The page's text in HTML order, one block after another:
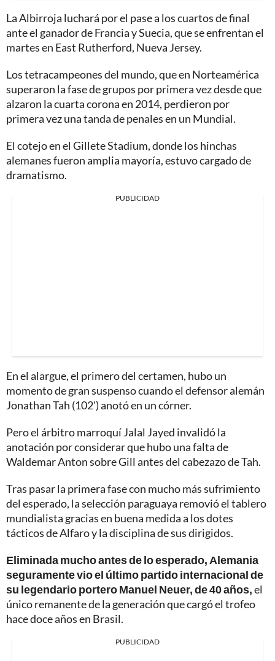
La Albirroja luchará por el pase a los cuartos de final
ante el ganador de Francia y Suecia, que se enfrentan el
martes en East Rutherford, Nueva Jersey.
Los tetracampeones del mundo, que en Norteamérica
superaron la fase de grupos por primera vez desde que
alzaron la cuarta corona en 2014, perdieron por
primera vez una tanda de penales en un Mundial.
El cotejo en el Gillete Stadium, donde los hinchas
alemanes fueron amplia mayoría, estuvo cargado de
dramatismo.
PUBLICIDAD
En el alargue, el primero del certamen, hubo un
momento de gran suspenso cuando el defensor alemán
Jonathan Tah (102') anotó en un córner.
Pero el árbitro marroquí Jalal Jayed invalidó la
anotación por considerar que hubo una falta de
Waldemar Anton sobre Gill antes del cabezazo de Tah.
Tras pasar la primera fase con mucho más sufrimiento
del esperado, la selección paraguaya removió el tablero
mundialista gracias en buena medida a los dotes
tácticos de Alfaro y la disciplina de sus dirigidos.
Eliminada mucho antes de lo esperado, Alemania
seguramente vio el último partido internacional de
su legendario portero Manuel Neuer, de 40 años,el
único remanente de la generación que cargó el trofeo
hace doce años en Brasil.
PUBLICIDAD